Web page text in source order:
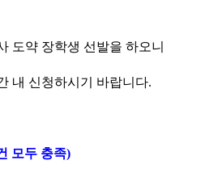
도약 장학생 선발을 하오니
내 신청하시기 바랍니다.
모두 충족)